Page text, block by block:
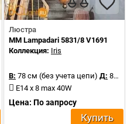
Люстра
MM Lampadari 5831/8 V1691
Коллекция: Iris
В: 78 см (без учета цепи) Д: 84 см
E14 x 8 max 40W
Цена: По запросу
Купить